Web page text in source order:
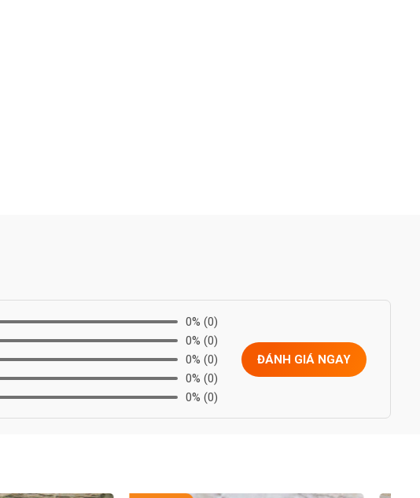
0% (0)
0% (0)
0% (0)
0% (0)
0% (0)
ĐÁNH GIÁ NGAY